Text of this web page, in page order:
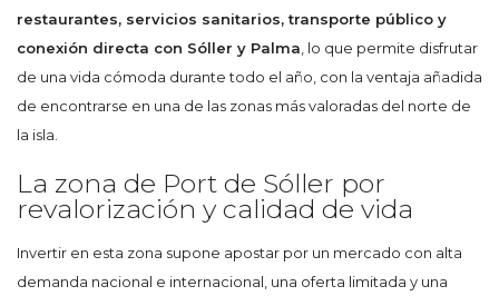
restaurantes, servicios sanitarios, transporte público y
conexión directa con Sóller y Palma , lo que permite disfrutar
de una vida cómoda durante todo el año, con la ventaja añadida
de encontrarse en una de las zonas más valoradas del norte de
la isla.
La zona de Port de Sóller por
revalorización y calidad de vida
Invertir en esta zona supone apostar por un mercado con alta
demanda nacional e internacional, una oferta limitada y una